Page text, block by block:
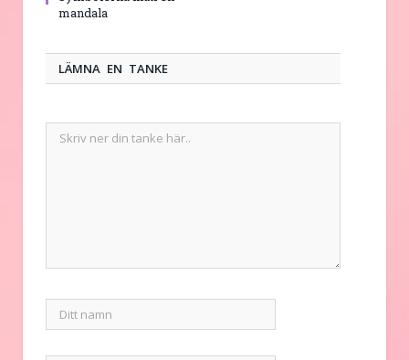
mandala
LÄMNA EN TANKE